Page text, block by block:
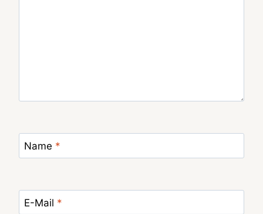
Name *
E-Mail *